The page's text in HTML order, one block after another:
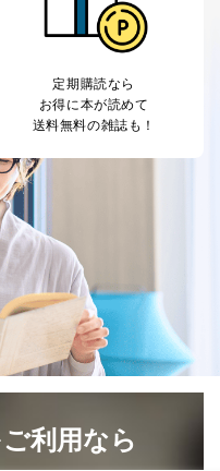
護のために必要がある
ることが困難であると
全な育成の推進のため
、本人の同意を得るこ
またはその委託を受け
することに対して協力
本人の同意を得ること
及ぼすおそれがあると
ために守秘義務を結ん
人情報の取扱いを委
必要な範囲で委託・提
ことがあります。
以下のような企業です
ト支援会社 、クレジッ
行・料金回収会社、広
元、卸売会社、販売
会社、配送会社、新聞
定期購読なら
お得に本が読めて
送料無料の雑誌も！
利用なら